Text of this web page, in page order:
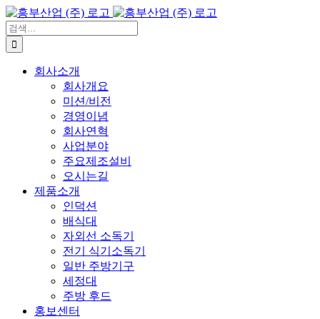
콘
텐
츠
로
검
색:
회사소개
회사개요
미션/비전
경영이념
회사연혁
사업분야
주요제조설비
오시는길
제품소개
인덕션
배식대
자외선 소독기
전기 식기소독기
일반 주방기구
세정대
주방 후드
홍보센터